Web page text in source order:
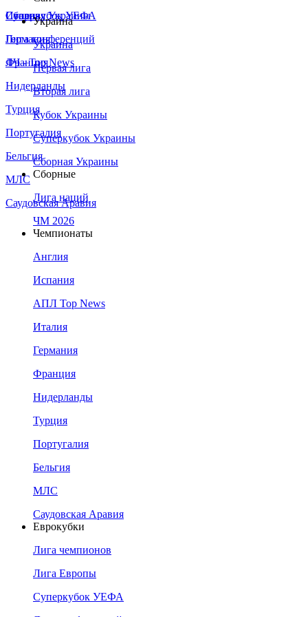
Сборная Украины
Италия
Германия
Франция
Нидерланды
Турция
Португалия
Бельгия
МЛС
Саудовская Аравия
Суперкубок УЕФА
Лига конференций
ЛЧ - Top News
Украина
Украина
Первая лига
Вторая лига
Кубок Украины
Суперкубок Украины
Сборная Украины
Сборные
Лига наций
ЧМ 2026
Чемпионаты
Англия
Испания
АПЛ Top News
Италия
Германия
Франция
Нидерланды
Турция
Португалия
Бельгия
МЛС
Саудовская Аравия
Еврокубки
Лига чемпионов
Лига Европы
Суперкубок УЕФА